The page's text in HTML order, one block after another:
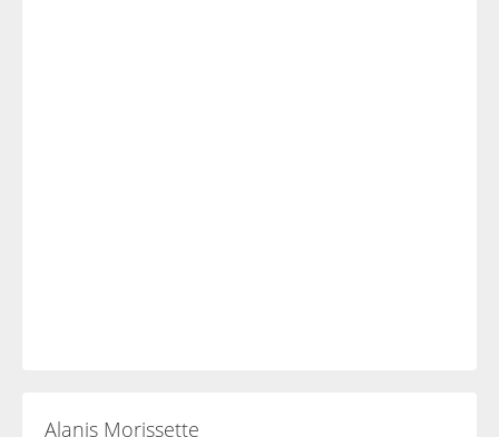
Alanis Morissette